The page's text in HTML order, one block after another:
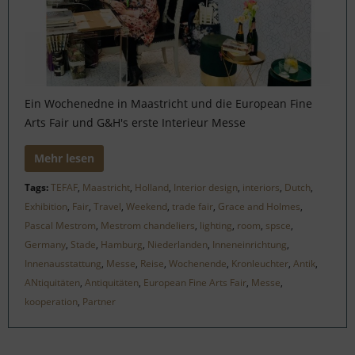
Ein Wochenedne in Maastricht und die European Fine
Arts Fair und G&H's erste Interieur Messe
Mehr lesen
Tags:TEFAF, Maastricht, Holland, Interior design, interiors, Dutch,
Exhibition, Fair, Travel, Weekend, trade fair, Grace and Holmes,
Pascal Mestrom, Mestrom chandeliers, lighting, room, spsce,
Germany, Stade, Hamburg, Niederlanden, Inneneinrichtung,
Innenausstattung, Messe, Reise, Wochenende, Kronleuchter, Antik,
ANtiquitäten, Antiquitäten, European Fine Arts Fair, Messe,
kooperation, Partner